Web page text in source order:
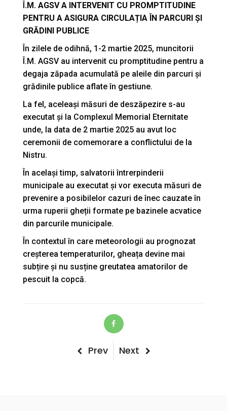
.M. AGSV A INTERVENIT CU PROMPTITUDINE
PENTRU A ASIGURA CIRCULAȚIA ÎN PARCURI ȘI
GRĂDINI PUBLICE
În zilele de odihnă, 1-2 martie 2025, muncitorii
Î.M. AGSV au intervenit cu promptitudine pentru a
degaja zăpada acumulată pe aleile din parcuri și
grădinile publice aflate în gestiune.
La fel, aceleași măsuri de deszăpezire s-au
executat și la Complexul Memorial Eternitate
unde, la data de 2 martie 2025 au avut loc
ceremonii de comemorare a conflictului de la
Nistru.
În același timp, salvatorii întrerpinderii
municipale au executat și vor executa măsuri de
prevenire a posibilelor cazuri de înec cauzate în
urma ruperii gheții formate pe bazinele acvatice
din parcurile municipale.
În contextul în care meteorologii au prognozat
creșterea temperaturilor, gheața devine mai
subțire și nu susține greutatea amatorilor de
pescuit la copcă.
Previous
Prev
Next
Next